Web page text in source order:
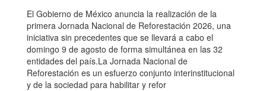
El Gobierno de México anuncia la realización de la
primera Jornada Nacional de Reforestación 2026, una
iniciativa sin precedentes que se llevará a cabo el
domingo 9 de agosto de forma simultánea en las 32
entidades del país.La Jornada Nacional de
Reforestación es un esfuerzo conjunto interinstitucional
y de la sociedad para habilitar y refor